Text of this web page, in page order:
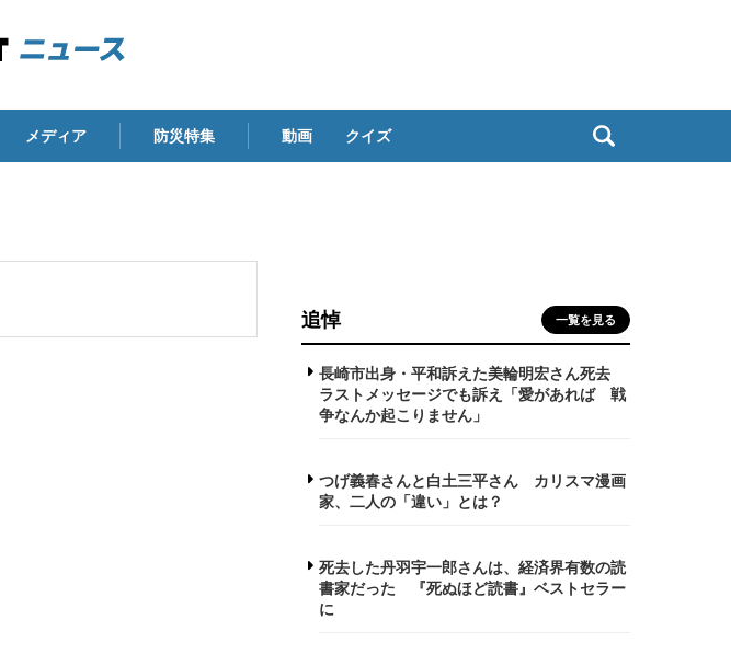
メディア 防災特集 動画 クイズ
追悼 一覧を見る
長崎市出身・平和訴えた美輪明宏さん死去
ラストメッセージでも訴え「愛があれば 戦
争なんか起こりません」
つげ義春さんと白土三平さん カリスマ漫画
家、二人の「違い」とは？
死去した丹羽宇一郎さんは、経済界有数の読
書家だった 『死ぬほど読書』ベストセラー
に